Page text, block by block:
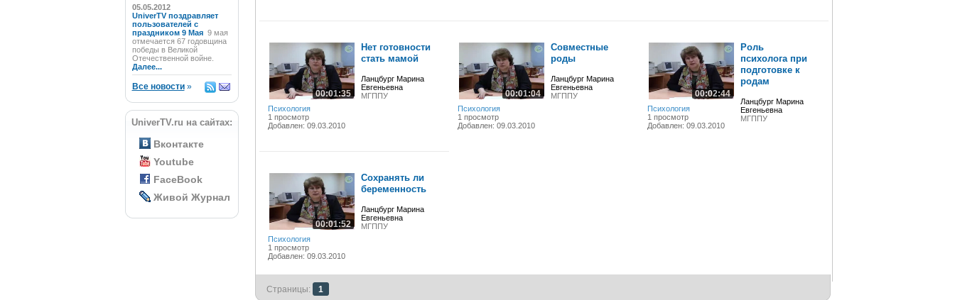
05.05.2012
UniverTV поздравляет
пользователей с
праздником 9 Мая 9 мая
отмечается 67 годовщина
победы в Великой
Отечественной войне.
Далее...
Все новости»
UniverTV.ru на сайтах:
Вконтакте
Youtube
FaceBook
Живой Журнал
00:01:35
Психология
1 просмотр
Добавлен: 09.03.2010
Нет готовности
стать мамой
Ланцбург Марина
Евгеньевна
МГППУ
00:01:04
Психология
1 просмотр
Добавлен: 09.03.2010
Совместные
роды
Ланцбург Марина
Евгеньевна
МГППУ
00:02:44
Психология
1 просмотр
Добавлен: 09.03.2010
Роль
психолога при
подготовке к
родам
Ланцбург Марина
Евгеньевна
МГППУ
00:01:52
Психология
1 просмотр
Добавлен: 09.03.2010
Сохранять ли
беременность
Ланцбург Марина
Евгеньевна
МГППУ
Страницы: 1